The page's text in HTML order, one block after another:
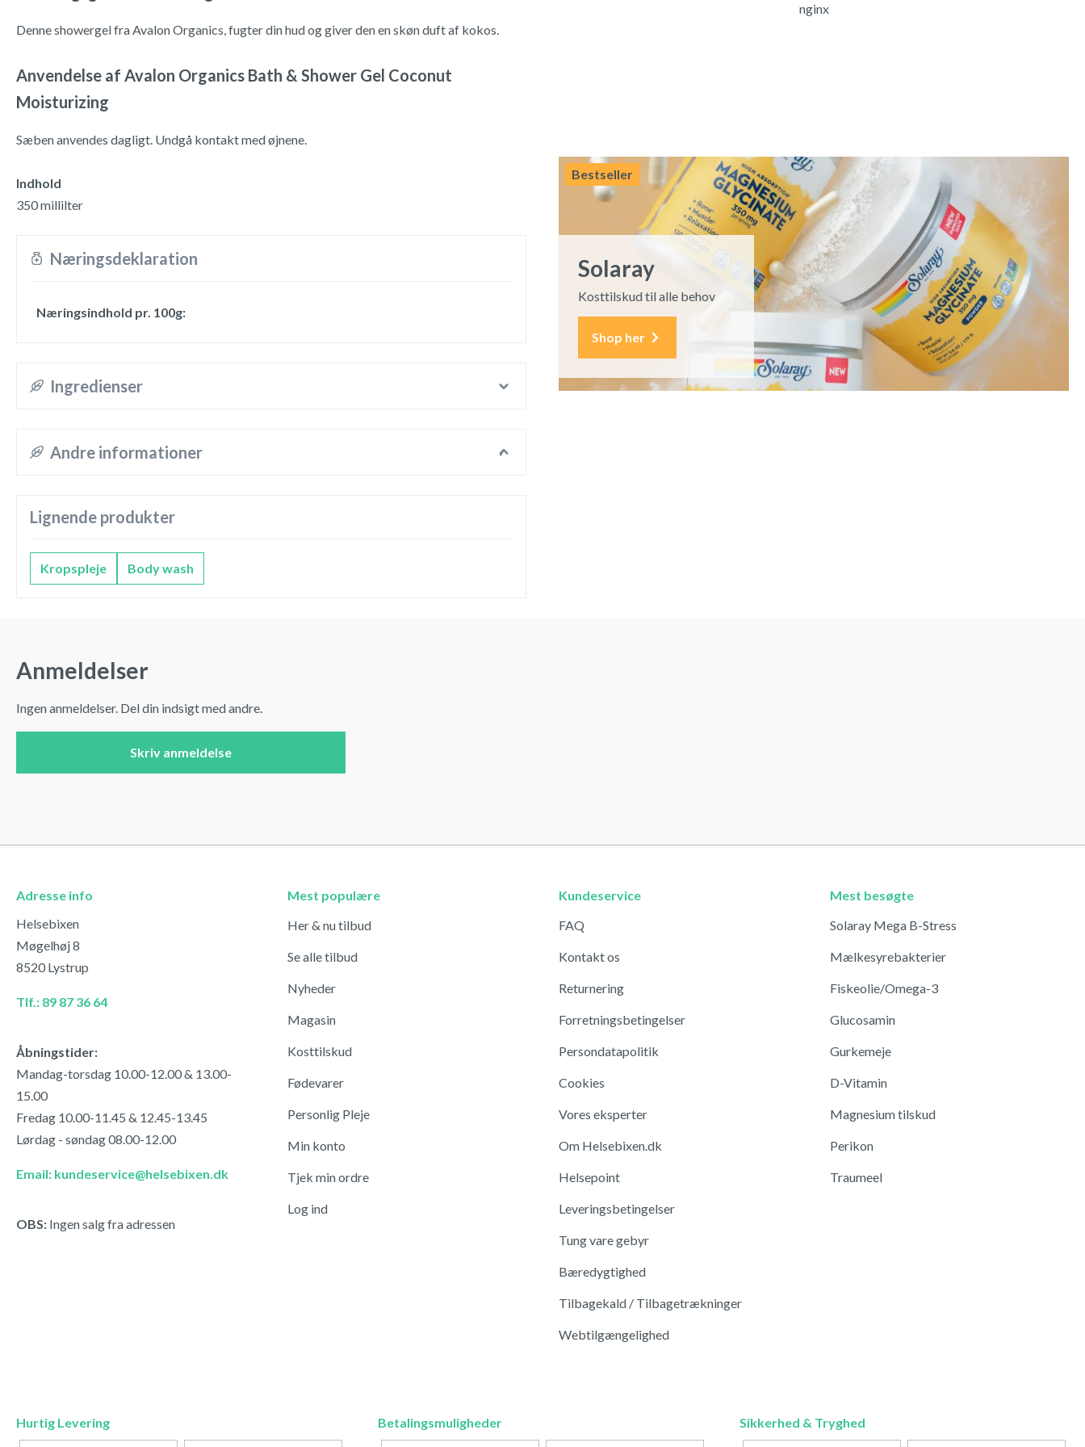
Denne showergel fra Avalon Organics, fugter din hud og giver den en skøn duft af kokos.
Anvendelse af Avalon Organics Bath & Shower Gel Coconut
Moisturizing
Sæben anvendes dagligt. Undgå kontakt med øjnene.
Indhold
350 millilter
Næringsdeklaration
Næringsindhold pr. 100g:
Ingredienser
Andre informationer
Lignende produkter
Kropspleje Body wash
nginx
Bestseller
Solaray
Kosttilskud til alle behov
Shop her
Anmeldelser
Ingen anmeldelser. Del din indsigt med andre.
Skriv anmeldelse
Adresse info
Helsebixen
Møgelhøj 8
8520 Lystrup
Tlf.: 89 87 36 64
Åbningstider:
Mandag-torsdag 10.00-12.00 & 13.00-
15.00
Fredag 10.00-11.45 & 12.45-13.45
Lørdag - søndag 08.00-12.00
Email: kundeservice@helsebixen.dk
OBS: Ingen salg fra adressen
Mest populære
Her & nu tilbud
Se alle tilbud
Nyheder
Magasin
Kosttilskud
Fødevarer
Personlig Pleje
Min konto
Tjek min ordre
Log ind
Kundeservice
FAQ
Kontakt os
Returnering
Forretningsbetingelser
Persondatapolitik
Cookies
Vores eksperter
Om Helsebixen.dk
Helsepoint
Leveringsbetingelser
Tung vare gebyr
Bæredygtighed
Tilbagekald / Tilbagetrækninger
Webtilgængelighed
Mest besøgte
Solaray Mega B-Stress
Mælkesyrebakterier
Fiskeolie/Omega-3
Glucosamin
Gurkemeje
D-Vitamin
Magnesium tilskud
Perikon
Traumeel
Hurtig Levering Betalingsmuligheder Sikkerhed & Tryghed